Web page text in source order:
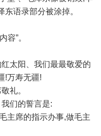
语录部分被涂掉。
容”。
太阳、我们最最敬爱的
!万寿无疆!
礼。
们的誓言是:
主席的指示办事,做毛主